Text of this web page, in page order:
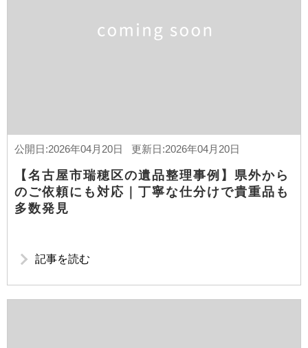
公開日:2026年04月20日 更新日:2026年04月20日
【名古屋市瑞穂区の遺品整理事例】県外から
のご依頼にも対応｜丁寧な仕分けで貴重品も
多数発見
記事を読む